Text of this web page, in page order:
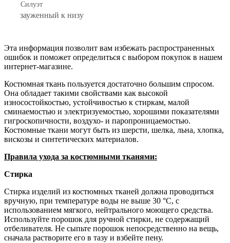
Силуэт
зауженный к низу
Эта информация позволит вам избежать распространенных
ошибок и поможет определиться с выбором покупок в нашем
интернет-магазине.
Костюмная ткань пользуется достаточно большим спросом.
Она обладает такими свойствами как высокой
износостойкостью, устойчивостью к стиркам, малой
сминаемостью и электризуемостью, хорошими показателями
гигроскопичности, воздухо- и паропроницаемостью.
Костюмные ткани могут быть из шерсти, шелка, льна, хлопка,
вискозы и синтетических материалов.
Правила ухода за костюмными тканями:
Стирка
Стирка изделий из костюмных тканей должна проводиться
вручную, при температуре воды не выше 30 °С, с
использованием мягкого, нейтрального моющего средства.
Используйте порошок для ручной стирки, не содержащий
отбеливателя. Не сыпьте порошок непосредственно на вещь,
сначала растворите его в тазу и взбейте пену.